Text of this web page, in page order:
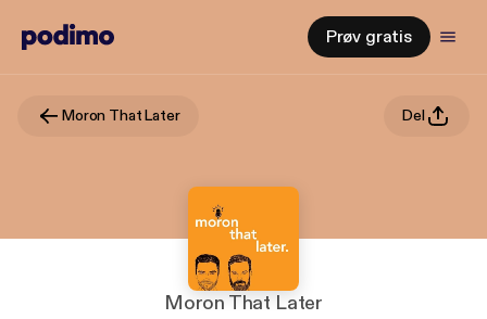
Prøv gratis
Moron That Later Del
Moron That Later